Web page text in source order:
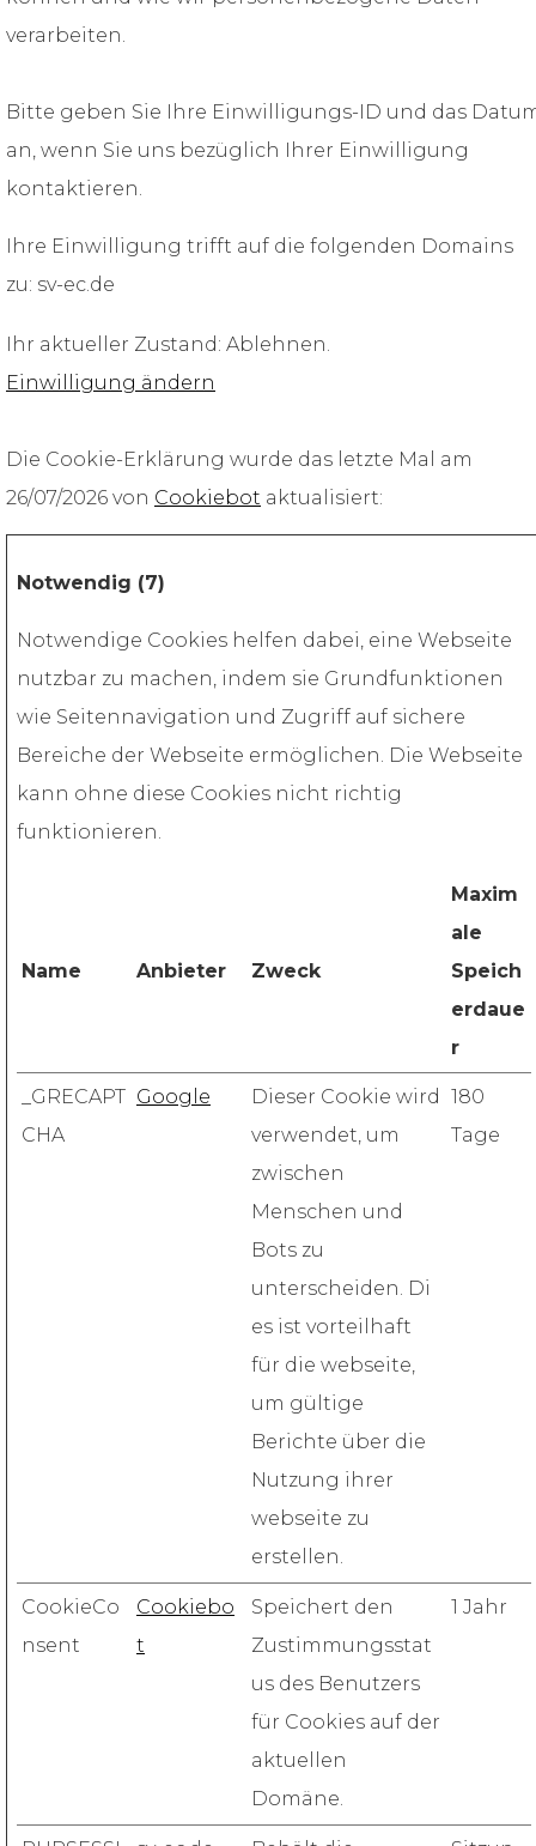
verarbeiten.
Bitte geben Sie Ihre Einwilligungs-ID und das
an, wenn Sie uns bezüglich Ihrer Einwilligung
kontaktieren.
Ihre Einwilligung trifft auf die folgenden Domains
zu: sv-ec.de
Ihr aktueller Zustand: Ablehnen.
Einwilligung ändern
Die Cookie-Erklärung wurde das letzte Mal am
26/07/2026 von Cookiebot aktualisiert:
Notwendig (7)
Notwendige Cookies helfen dabei, eine Webseite
nutzbar zu machen, indem sie Grundfunktionen
wie Seitennavigation und Zugriff auf sichere
Bereiche der Webseite ermöglichen. Die Webseite
kann ohne diese Cookies nicht richtig
funktionieren.
Name Anbieter Zweck
Maxim
ale
Speich
erdaue
r
_GRECAPT
CHA
Google
Dieser Cookie wird
verwendet, um
zwischen
Menschen und
Bots zu
unterscheiden. Di
es ist vorteilhaft
für die webseite,
um gültige
Berichte über die
Nutzung ihrer
webseite zu
erstellen.
180
Tage
CookieCo
nsent
Cookiebo
t
Speichert den
Zustimmungsstat
us des Benutzers
für Cookies auf der
aktuellen
Domäne.
1 Jahr